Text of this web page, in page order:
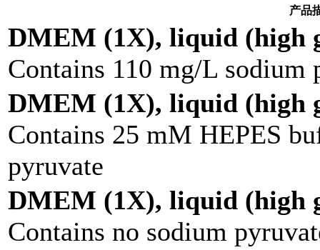
产品
DMEM (1X), liquid (high
Contains 110 mg/L sodium
DMEM (1X), liquid (high
Contains 25 mM HEPES
pyruvate
DMEM (1X), liquid (high
Contains no sodium